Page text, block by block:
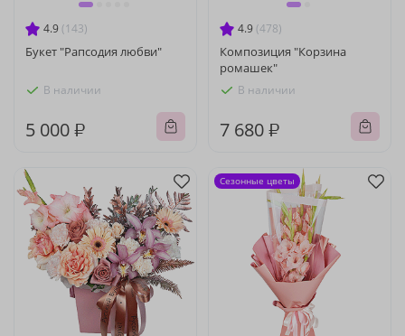
4.9 (143)
Букет "Рапсодия любви"
В наличии
5 000 ₽
4.9 (478)
Композиция "Корзина
ромашек"
В наличии
7 680 ₽
Сезонные цветы